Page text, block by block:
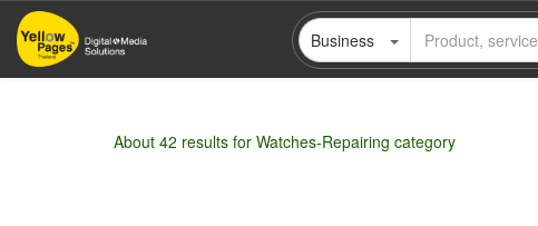
Skip
main
Business
About 42 results for Watches-Repairing category